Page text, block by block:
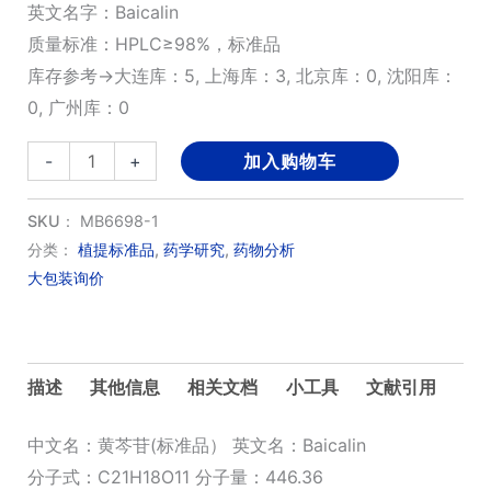
英文名字：Baicalin
质量标准：HPLC≥98%，标准品
库存参考→大连库：5, 上海库：3, 北京库：0, 沈阳库：
0, 广州库：0
-
芩
苷
(标
准
量
+ 加入购物车
SKU： MB6698-1
分类： 植提标准品, 药学研究, 药物分析
大包装询价
描述 其他信息 相关文档 小工具 文献引用
中文名：黄芩苷(标准品） 英文名：Baicalin
分子式：C21H18O11 分子量：446.36